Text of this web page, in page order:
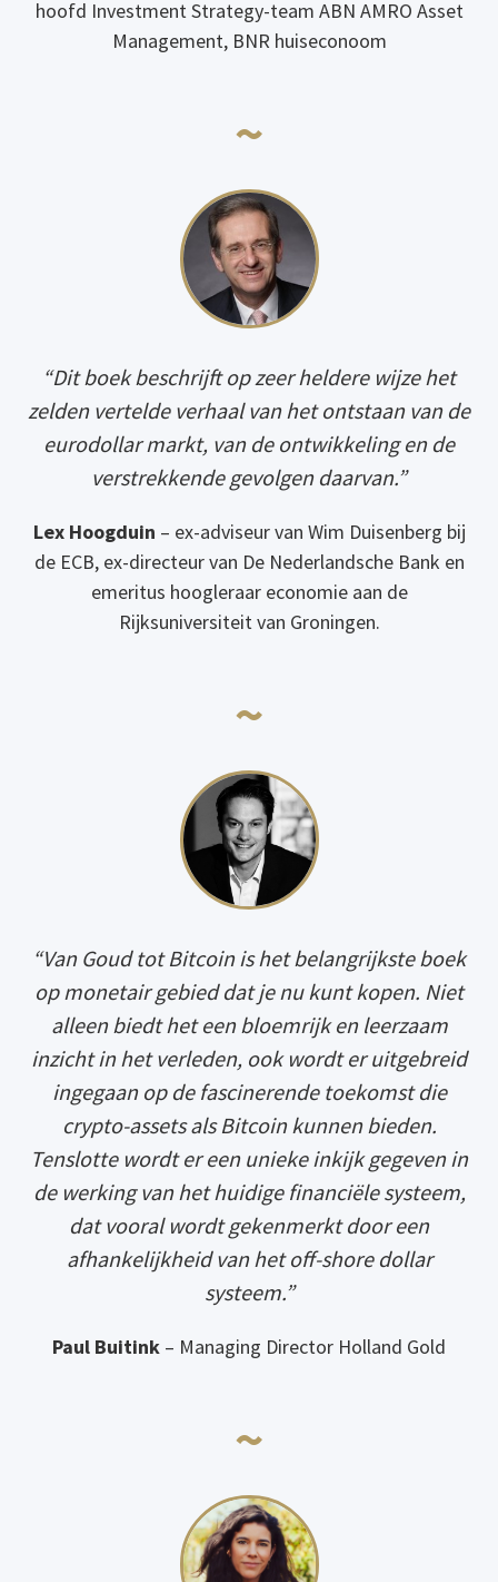
hoofd Investment Strategy-team ABN AMRO Asset
Management, BNR huiseconoom
~
“Dit boek beschrijft op zeer heldere wijze het
zelden vertelde verhaal van het ontstaan van de
eurodollar markt, van de ontwikkeling en de
verstrekkende gevolgen daarvan.”
Lex Hoogduin – ex-adviseur van Wim Duisenberg bij
de ECB, ex-directeur van De Nederlandsche Bank en
emeritus hoogleraar economie aan de
Rijksuniversiteit van Groningen.
~
“Van Goud tot Bitcoin is het belangrijkste boek
op monetair gebied dat je nu kunt kopen. Niet
alleen biedt het een bloemrijk en leerzaam
inzicht in het verleden, ook wordt er uitgebreid
ingegaan op de fascinerende toekomst die
crypto-assets als Bitcoin kunnen bieden.
Tenslotte wordt er een unieke inkijk gegeven in
de werking van het huidige financiële systeem,
dat vooral wordt gekenmerkt door een
afhankelijkheid van het off-shore dollar
systeem.”
Paul Buitink – Managing Director Holland Gold
~